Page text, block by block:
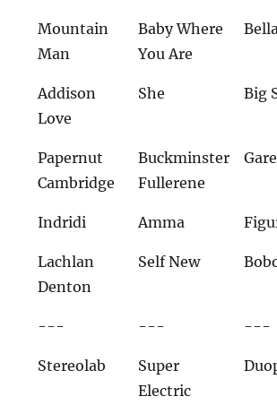
Mountain
Man
Baby Where
You Are
Addison
Love
She Big
Papernut
Cambridge
Buckminster
Fullerene
Indridi Amma
Lachlan
Denton
Self New
--- --- ---
Stereolab
Super
Electric